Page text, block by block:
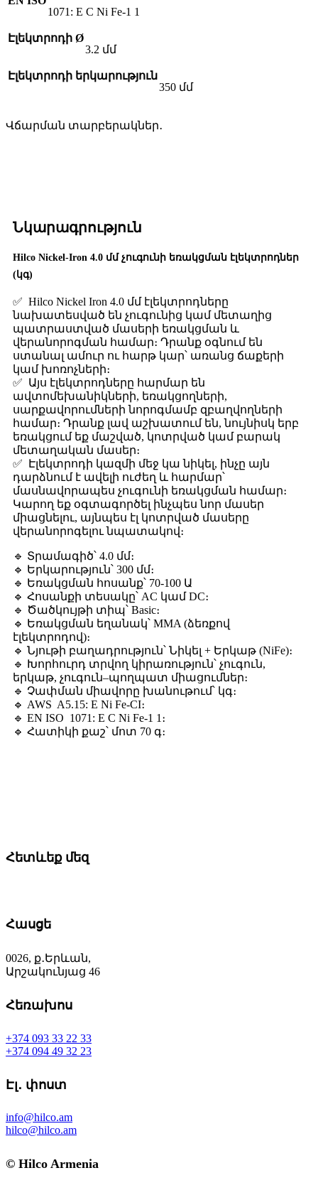
1071: E C Ni Fe-1 1
Էլեկտրոդի Ø
3.2 մմ
Էլեկտրոդի երկարություն
350 մմ
Վճարման տարբերակներ․
Նկարագրություն
Hilco Nickel-Iron 4.0 մմ չուգունի եռակցման էլեկտրոդներ
(կգ)
✅ Hilco Nickel Iron 4.0 մմ էլեկտրոդները
նախատեսված են չուգունից կամ մետաղից
պատրաստված մասերի եռակցման և
վերանորոգման համար։ Դրանք օգնում են
ստանալ ամուր ու հարթ կար՝ առանց ճաքերի
կամ խոռոչների։
✅ Այս էլեկտրոդները հարմար են
ավտոմեխանիկների, եռակցողների,
սարքավորումների նորոգմամբ զբաղվողների
համար։ Դրանք լավ աշխատում են, նույնիսկ երբ
եռակցում եք մաշված, կոտրված կամ բարակ
մետաղական մասեր։
✅ Էլեկտրոդի կազմի մեջ կա նիկել, ինչը այն
դարձնում է ավելի ուժեղ և հարմար՝
մասնավորապես չուգունի եռակցման համար։
Կարող եք օգտագործել ինչպես նոր մասեր
միացնելու, այնպես էլ կոտրված մասերը
վերանորոգելու նպատակով։
🔹 Տրամագիծ՝ 4.0 մմ։
🔹 Երկարություն՝ 300 մմ։
🔹 Եռակցման հոսանք՝ 70-100 Ա
🔹 Հոսանքի տեսակը՝ AC կամ DC։
🔹 Ծածկույթի տիպ՝ Basic։
🔹 Եռակցման եղանակ՝ MMA (ձեռքով
էլեկտրոդով)։
🔹 Նյութի բաղադրություն՝ Նիկել + Երկաթ (NiFe)։
🔹 Խորհուրդ տրվող կիրառություն՝ չուգուն,
երկաթ, չուգուն–պողպատ միացումներ։
🔹 Չափման միավորը խանութում՝ կգ։
🔹 AWS A5.15: E Ni Fe-CI։
🔹 EN ISO 1071: E C Ni Fe-1 1։
🔹 Հատիկի քաշ՝ մոտ 70 գ։
Հետևեք մեզ
Հասցե
0026, ք․Երևան,
Արշակունյաց 46
Հեռախոս
+374 093 33 22 33
+374 094 49 32 23
Էլ․ փոստ
info@hilco.am
hilco@hilco.am
© Hilco Armenia